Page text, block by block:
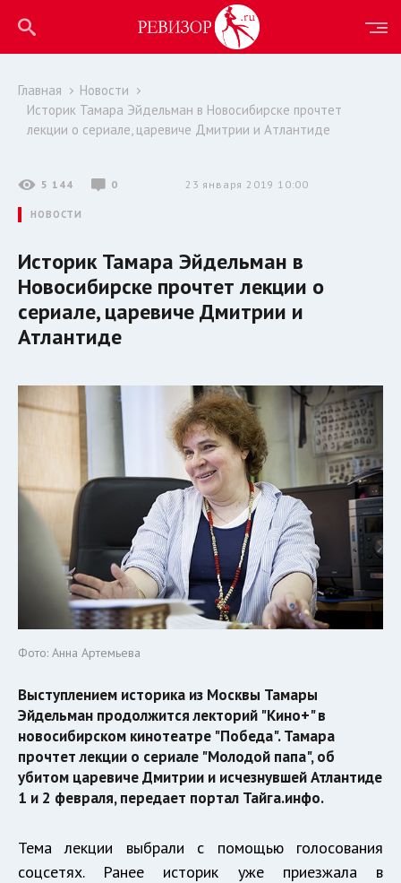
Главная
Новости
Историк Тамара Эйдельман в Новосибирске прочтет
лекции о сериале, царевиче Дмитрии и Атлантиде
5 144 0 23 января 2019 10:00
НОВОСТИ
Историк Тамара Эйдельман в
Новосибирске прочтет лекции о
сериале, царевиче Дмитрии и
Атлантиде
Фото: Анна Артемьева
Выступлением историка из Москвы Тамары
Эйдельман продолжится лекторий "Кино+" в
новосибирском кинотеатре "Победа". Тамара
прочтет лекции о сериале "Молодой папа", об
убитом царевиче Дмитрии и исчезнувшей Атлантиде
1 и 2 февраля, передает портал Тайга.инфо.
Тема лекции выбрали с помощью голосования
соцсетях. Ранее историк уже приезжала в